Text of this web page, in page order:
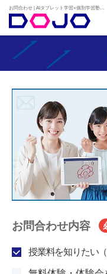
お問合わせ内容
授業料を知りたい